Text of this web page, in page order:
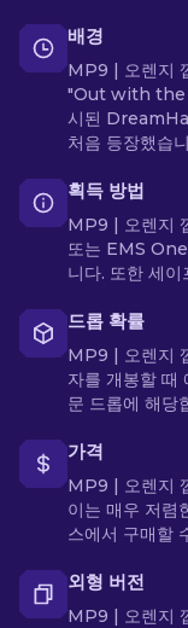
배경
MP9 | 오렌지
"Out with the
시된
처음 등장했습
획득 방법
MP9 | 오렌지
또는 EMS
니다. 또한 세
드롭 확률
MP9 | 오렌지
자를 개봉할 때
문 드롭에 해당
가격
MP9 | 오렌지
이는 매우 저렴
스에서 구매할
외형 버전
MP9 | 오렌지